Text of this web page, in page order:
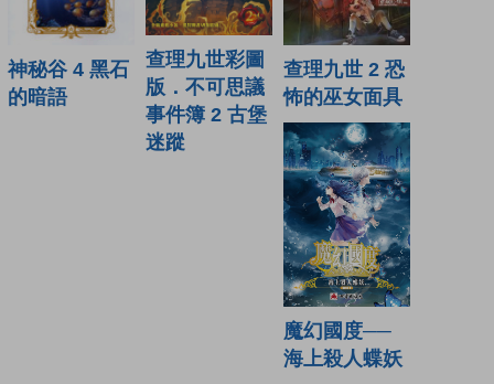
神秘谷 4 黑石
的暗語
查理九世彩圖
版．不可思議
事件簿 2 古堡
迷蹤
查理九世 2 恐
怖的巫女面具
魔幻國度──
海上殺人蝶妖